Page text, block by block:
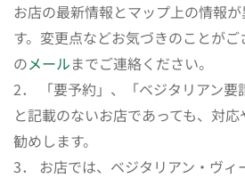
お店の最新情報とマップ上の情報
す。変更点などお気づきのことが
のメールまでご連絡ください。
2． 「要予約」、「ベジタリアン要
と記載のないお店であっても、対
勧めします。
3． お店では、ベジタリアン・ヴィ